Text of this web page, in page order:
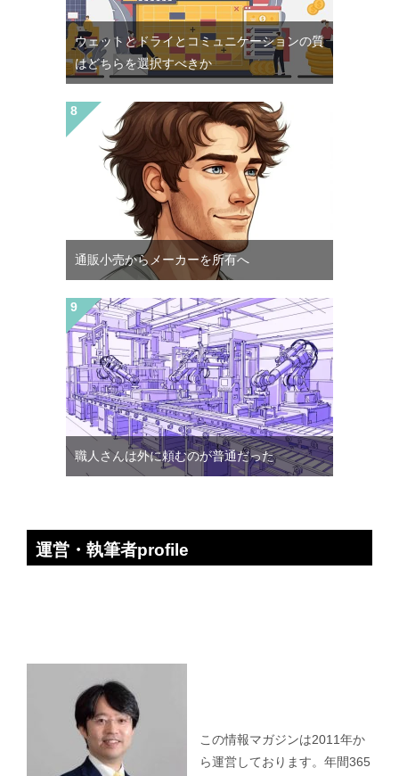
ウェットとドライとコミュニケーションの質
はどちらを選択すべきか
通販小売からメーカーを所有へ
職人さんは外に頼むのが普通だった
運営・執筆者profile
この情報マガジンは2011年か
ら運営しております。年間365